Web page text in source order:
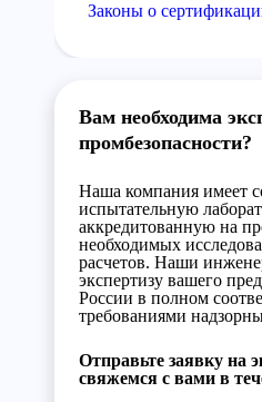
Законы о
Вам необходима
промбезопасности?
Наша компания имеет
испытательную
аккредитованную на
необходимых
расчетов. Наши
экспертизу вашего
России в полном
требованиями
Отправьте заявку на
свяжемся с вами в